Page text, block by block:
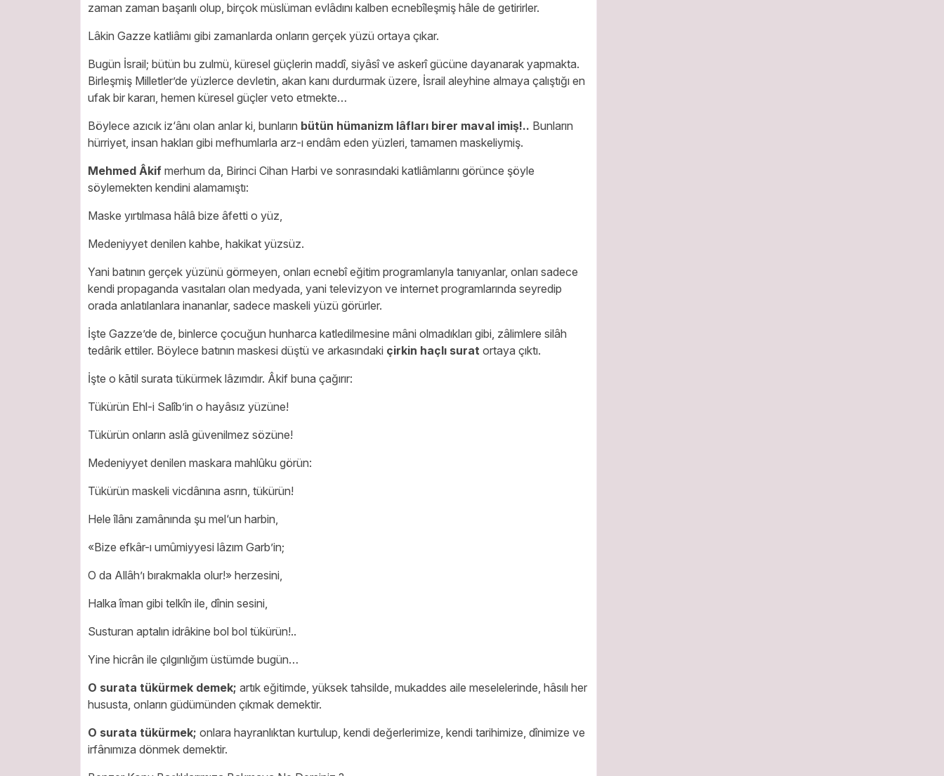
zaman zaman başarılı olup, birçok müslüman evlâdını kalben ecnebîleşmiş hâle de getirirler.
Lâkin Gazze katliâmı gibi zamanlarda onların gerçek yüzü ortaya çıkar.
Bugün İsrail; bütün bu zulmü, küresel güçlerin maddî, siyâsî ve askerî gücüne dayanarak yapmakta.
Birleşmiş Milletler’de yüzlerce devletin, akan kanı durdurmak üzere, İsrail aleyhine almaya çalıştığı en
ufak bir kararı, hemen küresel güçler veto etmekte…
Böylece azıcık iz‘ânı olan anlar ki, bunların bütün hümanizm lâfları birer maval imiş!.. Bunların
hürriyet, insan hakları gibi mefhumlarla arz-ı endâm eden yüzleri, tamamen maskeliymiş.
Mehmed Âkif merhum da, Birinci Cihan Harbi ve sonrasındaki katliâmlarını görünce şöyle
söylemekten kendini alamamıştı:
Maske yırtılmasa hâlâ bize âfetti o yüz,
Medeniyyet denilen kahbe, hakikat yüzsüz.
Yani batının gerçek yüzünü görmeyen, onları ecnebî eğitim programlarıyla tanıyanlar, onları sadece
kendi propaganda vasıtaları olan medyada, yani televizyon ve internet programlarında seyredip
orada anlatılanlara inananlar, sadece maskeli yüzü görürler.
İşte Gazze’de de, binlerce çocuğun hunharca katledilmesine mâni olmadıkları gibi, zâlimlere silâh
tedârik ettiler. Böylece batının maskesi düştü ve arkasındaki çirkin haçlı surat ortaya çıktı.
İşte o kātil surata tükürmek lâzımdır. Âkif buna çağırır:
Tükürün Ehl-i Salîb’in o hayâsız yüzüne!
Tükürün onların aslā güvenilmez sözüne!
Medeniyyet denilen maskara mahlûku görün:
Tükürün maskeli vicdânına asrın, tükürün!
Hele îlânı zamânında şu mel‘un harbin,
«Bize efkâr-ı umûmiyyesi lâzım Garb’in;
O da Allâh’ı bırakmakla olur!» herzesini,
Halka îman gibi telkîn ile, dînin sesini,
Susturan aptalın idrâkine bol bol tükürün!..
Yine hicrân ile çılgınlığım üstümde bugün…
O surata tükürmek demek; artık eğitimde, yüksek tahsilde, mukaddes aile meselelerinde, hâsılı her
hususta, onların güdümünden çıkmak demektir.
O surata tükürmek; onlara hayranlıktan kurtulup, kendi değerlerimize, kendi tarihimize, dînimize ve
irfânımıza dönmek demektir.